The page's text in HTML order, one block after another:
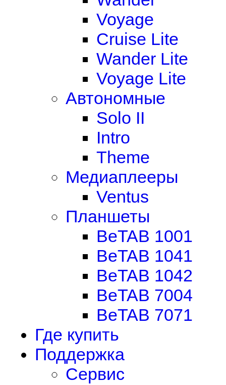
Voyage
Cruise Lite
Wander Lite
Voyage Lite
Автономные
Solo II
Intro
Theme
Медиаплееры
Ventus
Планшеты
BeTAB 1001
BeTAB 1041
BeTAB 1042
BeTAB 7004
BeTAB 7071
Где купить
Поддержка
Сервис